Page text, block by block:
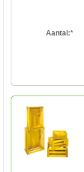
Aantal:*